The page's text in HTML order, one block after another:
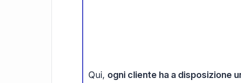
Qui, ogni cliente ha a disposizione